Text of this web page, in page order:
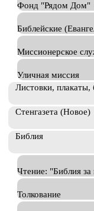
Фонд "Рядом Дом"
Библейские
Миссионерское
Уличная миссия
Листовки,
Стенгазета (Новое)
Библия
Чтение: "Библия за
Толкование